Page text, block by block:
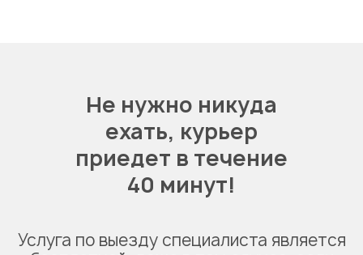
Не нужно никуда
ехать, курьер
приедет в течение
40 минут!
Услуга по выезду специалиста является